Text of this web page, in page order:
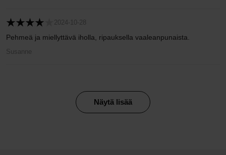
2024-10-28
Pehmeä ja miellyttävä iholla, ripauksella vaaleanpunaista.
Susanne
Näytä lisää